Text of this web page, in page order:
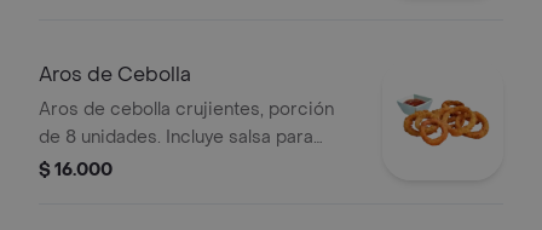
Aros de Cebolla
Aros de cebolla crujientes, porción
de 8 unidades. Incluye salsa para
acompañar.
$ 16.000